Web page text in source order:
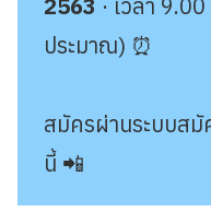
ประมาณ) ⏰
สมัครผ่านระบบสมั
นี้ 📲